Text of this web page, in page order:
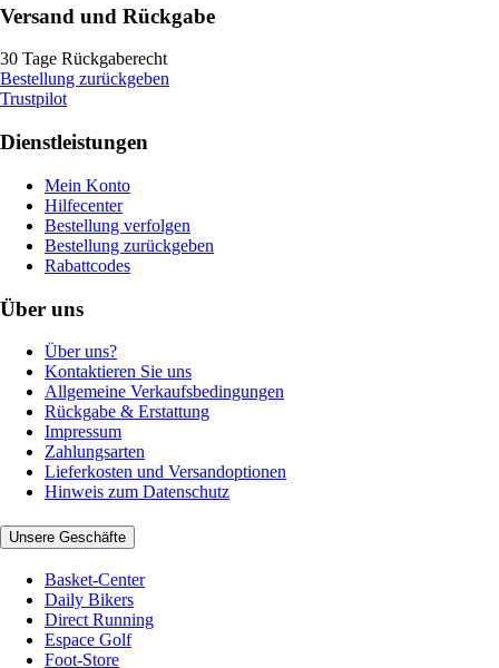
Versand und Rückgabe
30 Tage Rückgaberecht
Bestellung zurückgeben
Trustpilot
Dienstleistungen
Mein Konto
Hilfecenter
Bestellung verfolgen
Bestellung zurückgeben
Rabattcodes
Über uns
Über uns?
Kontaktieren Sie uns
Allgemeine Verkaufsbedingungen
Rückgabe & Erstattung
Impressum
Zahlungsarten
Lieferkosten und Versandoptionen
Hinweis zum Datenschutz
Unsere Geschäfte
Basket-Center
Daily Bikers
Direct Running
Espace Golf
Foot-Store